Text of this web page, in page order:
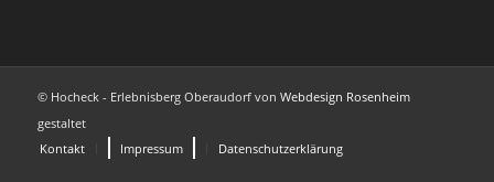
© Hocheck - Erlebnisberg Oberaudorf von Webdesign Rosenheim
gestaltet
Kontakt
Impressum Datenschutzerklärung